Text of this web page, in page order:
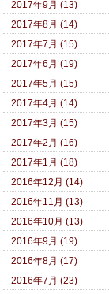
2017年9月 (13)
2017年8月 (14)
2017年7月 (15)
2017年6月 (19)
2017年5月 (15)
2017年4月 (14)
2017年3月 (15)
2017年2月 (16)
2017年1月 (18)
2016年12月 (14)
2016年11月 (13)
2016年10月 (13)
2016年9月 (19)
2016年8月 (17)
2016年7月 (23)